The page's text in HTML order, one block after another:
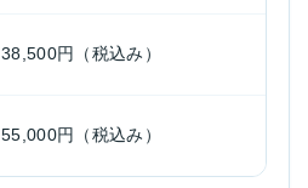
38,500円（税込み）
55,000円（税込み）